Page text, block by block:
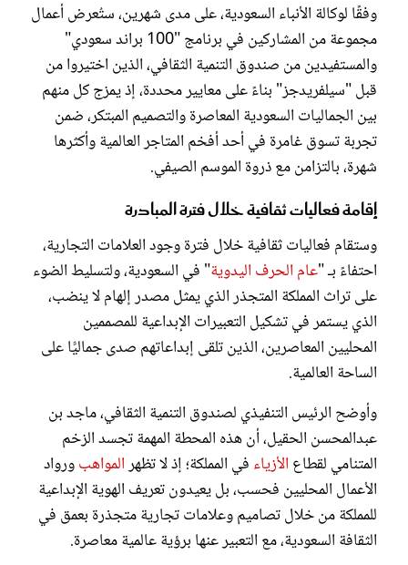
وفقًا لوكالة الأنباء السعودية، على مدى شهرين، ستُعرض أعمال
مجموعة من المشاركين في برنامج "100 براند سعودي"
والمستفيدين من صندوق التنمية الثقافي، الذين اختيروا من
قبل "سيلفريدجز" بناءً على معايير محددة، إذ يمزج كل منهم
بين الجماليات السعودية المعاصرة والتصميم المبتكر، ضمن
تجربة تسوق غامرة في أحد أفخم المتاجر العالمية وأكثرها
شهرة، بالتزامن مع ذروة الموسم الصيفي.
إقامة فعاليات ثقافية خلال فترة المبادرة
وستقام فعاليات ثقافية خلال فترة وجود العلامات التجارية،
احتفاءً بـ "عام الحرف اليدوية" في السعودية، ولتسليط الضوء
على تراث المملكة المتجذر الذي يمثل مصدر إلهام لا ينضب،
الذي يستمر في تشكيل التعبيرات الإبداعية للمصممين
المحليين المعاصرين، الذين تلقى إبداعاتهم صدى جماليًّا على
الساحة العالمية.
وأوضح الرئيس التنفيذي لصندوق التنمية الثقافي، ماجد بن
عبدالمحسن الحقيل، أن هذه المحطة المهمة تجسد الزخم
المتنامي لقطاع الأزياء في المملكة؛ إذ لا تظهرالمواهبورواد
الأعمال المحليين فحسب، بل يعيدون تعريف الهوية الإبداعية
للمملكة من خلال تصاميم وعلامات تجارية متجذرة بعمق في
الثقافة السعودية، مع التعبير عنها برؤية عالمية معاصرة.